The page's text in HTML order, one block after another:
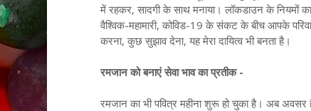
में रहकर, सादगी के साथ मनाया। लॉकडाउन के नियमों
वैश्विक-महामारी, कोविड-19 के संकट के बीच आपके
करना, कुछ सुझाव देना, यह मेरा दायित्व भी बनता है।
रमजान को बनाएं सेवा भाव का प्रतीक -
रमजान का भी पवित्र महीना शुरू हो चुका है। अब